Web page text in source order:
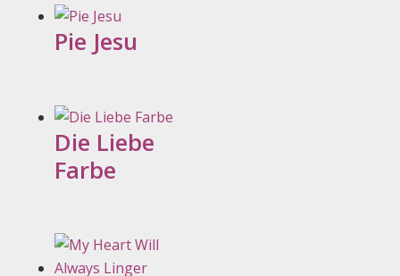
Pie Jesu
Die Liebe
Farbe